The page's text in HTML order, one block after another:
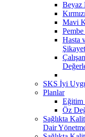
Beyaz
Mavi
Hasta
SKS İyi
Planlar
Eğitim
Öz
Sağlıkta
Dair